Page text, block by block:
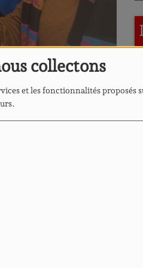
collectons
et les fonctionnalités proposés
LE PODCAST
saurez tout sur cette